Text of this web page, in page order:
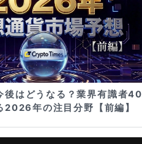
後はどうなる？業界有識者40
2026年の注目分野【前編】